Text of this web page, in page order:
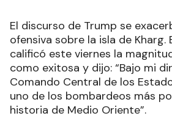
El discurso de Trump se
ofensiva sobre la isla de Kharg.
calificó este viernes la
como exitosa y dijo: “Bajo mi
Comando Central de los
uno de los bombardeos más
historia de Medio Oriente”.